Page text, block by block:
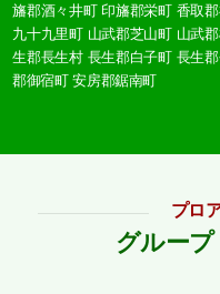
旛郡酒々井町 印旛郡栄町 香取
九十九里町 山武郡芝山町 山武
生郡長生村 長生郡白子町 長生
郡御宿町 安房郡鋸南町
プロ
グルー